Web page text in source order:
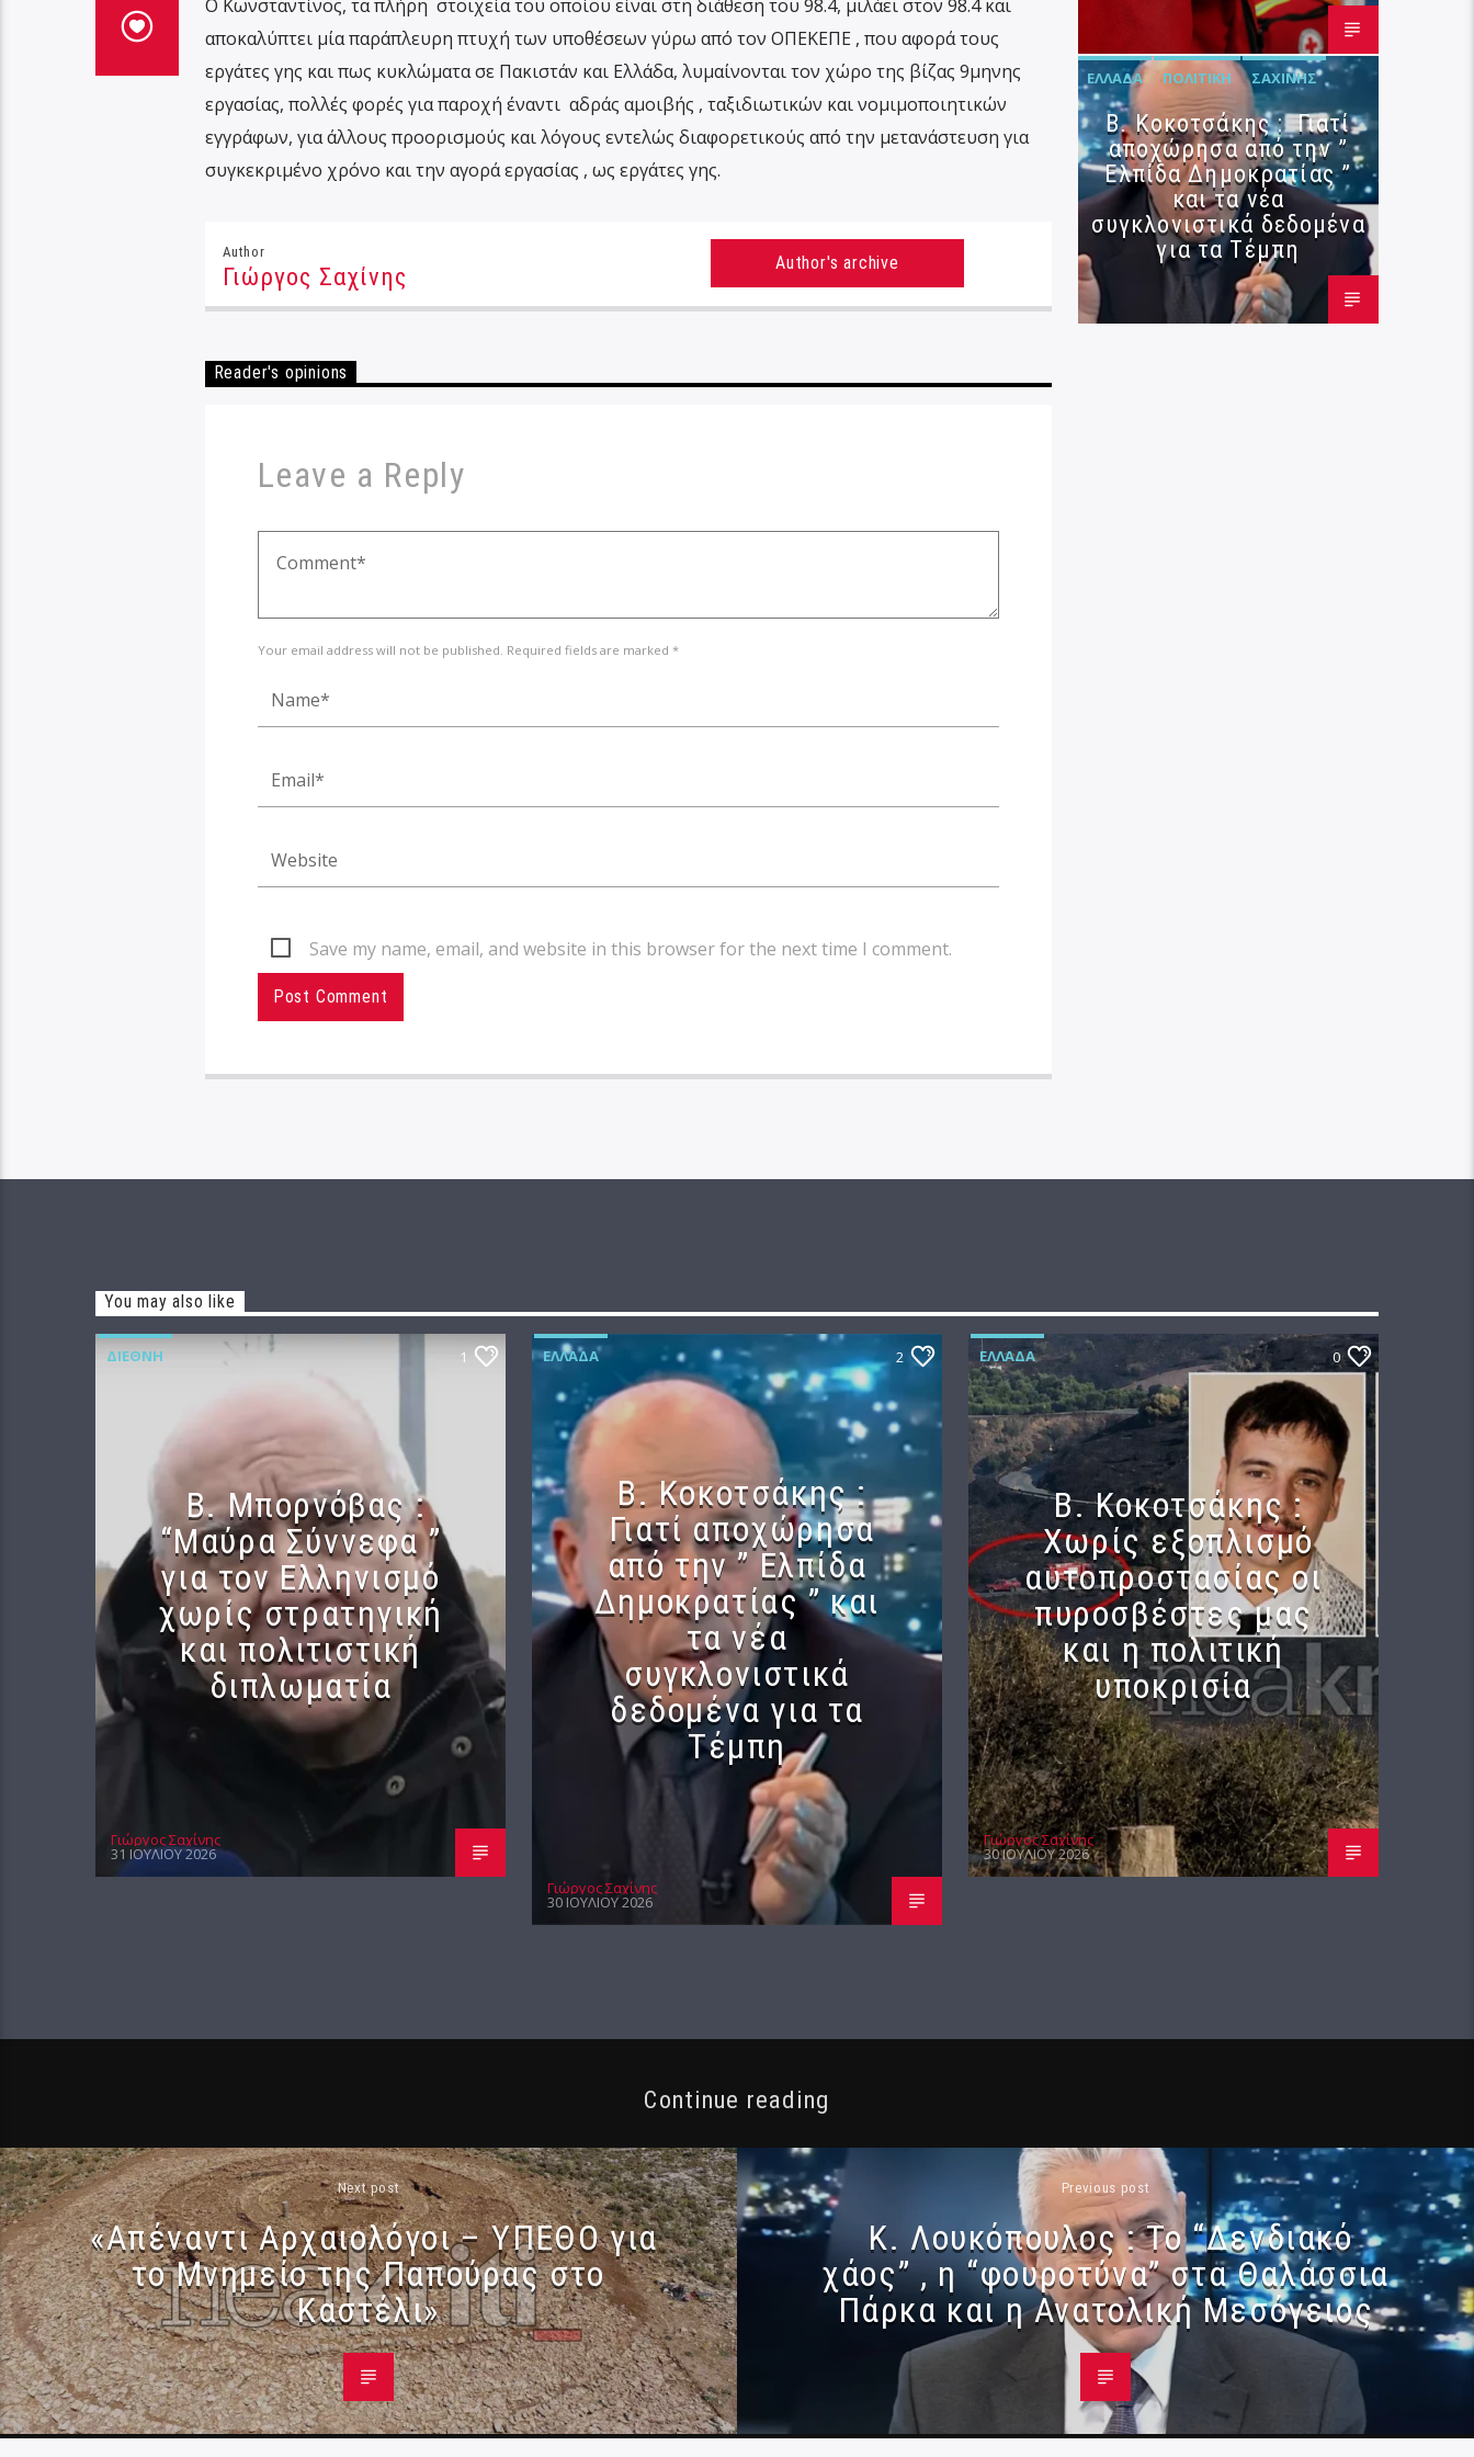
Ο Κωνσταντίνος, τα πλήρη στοιχεία του οποίου είναι στη διάθεση του 98.4, μιλάει στον 98.4 και
αποκαλύπτει μία παράπλευρη πτυχή των υποθέσεων γύρω από τον ΟΠΕΚΕΠΕ , που αφορά τους
εργάτες γης και πως κυκλώματα σε Πακιστάν και Ελλάδα, λυμαίνονται τον χώρο της βίζας 9μηνης
εργασίας, πολλές φορές για παροχή έναντι αδράς αμοιβής , ταξιδιωτικών και νομιμοποιητικών
εγγράφων, για άλλους προορισμούς και λόγους εντελώς διαφορετικούς από την μετανάστευση για
συγκεκριμένο χρόνο και την αγορά εργασίας , ως εργάτες γης.
Author
Γιώργος Σαχίνης Author's archive
Reader's opinions
Leave a Reply
Your email address will not be published. Required fields are marked *
Save my name, email, and website in this browser for the next time I comment.
ΕΛΛΆΔΑ ΠΟΛΙΤΙΚΉ ΣΑΧΊΝΗΣ
Β. Κοκοτσάκης : Γιατί
αποχώρησα από την ”
Ελπίδα Δημοκρατίας ”
και τα νέα
συγκλονιστικά δεδομένα
για τα Τέμπη
You may also like
ΔΙΕΘΝΉ 1
B. Μπορνόβας :
“Μαύρα Σύννεφα ”
για τον Ελληνισμό
χωρίς στρατηγική
και πολιτιστική
διπλωματία
Γιώργος Σαχίνης
31 ΙΟΥΛΊΟΥ 2026
ΕΛΛΆΔΑ 2
Β. Κοκοτσάκης :
Γιατί αποχώρησα
από την ” Ελπίδα
Δημοκρατίας ” και
τα νέα
συγκλονιστικά
δεδομένα για τα
Τέμπη
Γιώργος Σαχίνης
30 ΙΟΥΛΊΟΥ 2026
ΕΛΛΆΔΑ 0
Β. Κοκοτσάκης :
Χωρίς εξοπλισμό
αυτοπροστασίας οι
πυροσβέστες μας
και η πολιτική
υποκρισία
Γιώργος Σαχίνης
30 ΙΟΥΛΊΟΥ 2026
Continue reading
Next post
«Απέναντι Αρχαιολόγοι – ΥΠΕΘΟ για
το Μνημείο της Παπούρας στο
Καστέλι»
Previous post
Κ. Λουκόπουλος : Το “Δενδιακό
χάος” , η “φουροτύνα” στα Θαλάσσια
Πάρκα και η Ανατολική Μεσόγειος